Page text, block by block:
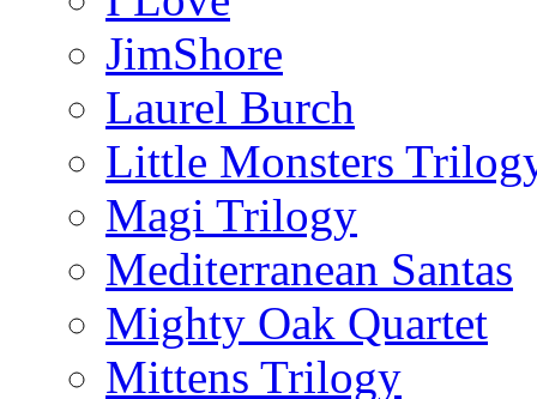
JimShore
Laurel Burch
Little Monsters
Magi Trilogy
Mediterranean Santas
Mighty Oak Quartet
Mittens Trilogy